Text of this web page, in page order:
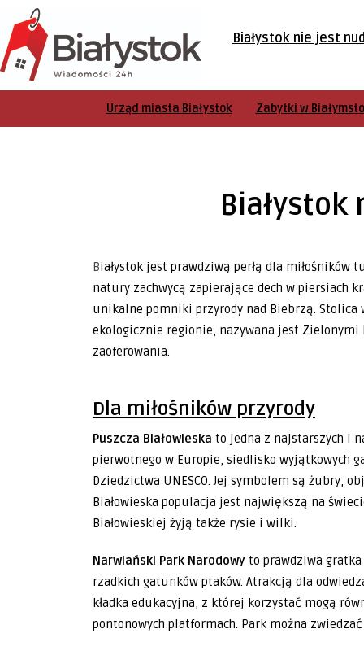
Białystok nie jest
Urząd miasta Białystok Zabytki w
Białystok jest prawdziwą perłą dla miłośników turystyki ekologicznej i aktywnej rozrywki. Miłośników
natury zachwycą zapierające dech w piersiach
unikalne pomniki przyrody nad Biebrzą. Stolica
ekologicznie regionie, nazywana jest Zielonymi
zaoferowania.
Dla miłośników przyrody
Puszcza Białowieska to jedna z najstarszych i
pierwotnego w Europie, siedlisko wyjątkowych
Dziedzictwa UNESCO. Jej symbolem są żubry,
Białowieska populacja jest największą na
Białowieskiej żyją także rysie i wilki.
Narwiański Park Narodowy to prawdziwa
rzadkich gatunków ptaków. Atrakcją dla
kładka edukacyjna, z której korzystać mogą
pontonowych platformach. Park można